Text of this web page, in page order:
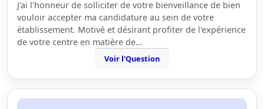
J'ai l'honneur de solliciter de votre bienveillance de bien
vouloir accepter ma candidature au sein de votre
établissement. Motivé et désirant profiter de l'expérience
de votre centre en matière de…
Voir l'Question